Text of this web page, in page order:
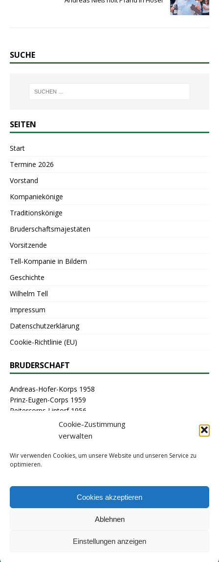
Cookie-Zustimmung
verwalten
Wir verwenden Cookies, um unsere Website und unseren Service zu
optimieren.
Cookies akzeptieren
Ablehnen
Einstellungen anzeigen
SUCHE
SEITEN
Start
Termine 2026
Vorstand
Kompaniekönige
Traditionskönige
Bruderschaftsmajestäten
Vorsitzende
Tell-Kompanie in Bildern
Geschichte
Wilhelm Tell
Impressum
Datenschutzerklärung
Cookie-Richtlinie (EU)
BRUDERSCHAFT
Andreas-Hofer-Korps 1958
Prinz-Eugen-Corps 1959
Reitercorps Lintorf 1956
St. Georg-Corps 1963
St. Lambertus-Corps 1976
Stammcorps 1963